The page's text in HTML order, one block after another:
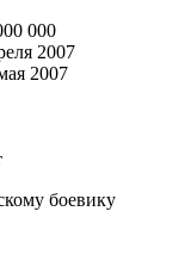
000
2007
2007
боевику